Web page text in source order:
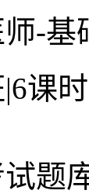
-
|6课时
题